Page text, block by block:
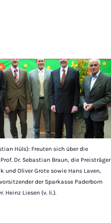
Hüls): Freuten sich über die
Dr. Sebastian Braun, die Preisträger
und Oliver Grote sowie Hans Laven,
der Sparkasse Paderborn
Heinz Liesen (v. li.).